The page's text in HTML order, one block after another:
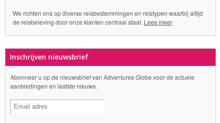
We richten ons op diverse reisbestemmingen en reistypen waarbij altijd
de reisbeleving door onze klanten centraal staat. Lees meer
Inschrijven nieuwsbrief
Abonneer u op de nieuwsbrief van Adventures Globe voor de actuele
aanbiedingen en laatste nieuws.